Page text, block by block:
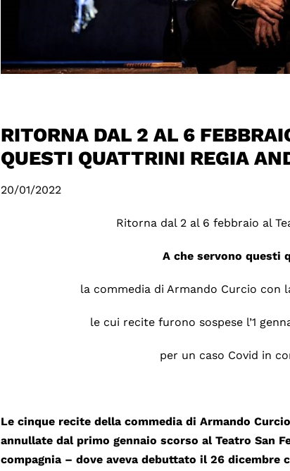
RITORNA DAL 2 AL 6
QUESTI QUATTRINI REGIA
20/01/2022
Ritorna dal 2 al 6 febbraio al
A che servono questi
la commedia di Armando Curcio con
le cui recite furono sospese l’1
per un caso Covid in
Le cinque recite della commedia di Armando
annullate dal primo gennaio scorso al Teatro San
compagnia – dove aveva debuttato il 26 dicembre